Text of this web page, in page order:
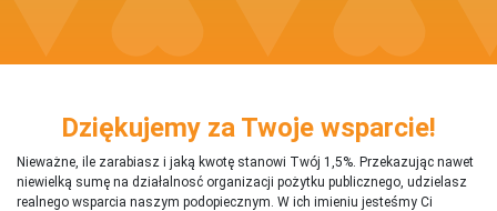
Dziękujemy za Twoje wsparcie!
Nieważne, ile zarabiasz i jaką kwotę stanowi Twój 1,5%. Przekazując nawet
niewielką sumę na działalnosć organizacji pożytku publicznego, udzielasz
realnego wsparcia naszym podopiecznym. W ich imieniu jesteśmy Ci